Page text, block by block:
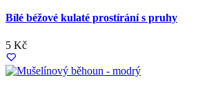
Bílé béžové kulaté prostírání s pruhy
5 Kč